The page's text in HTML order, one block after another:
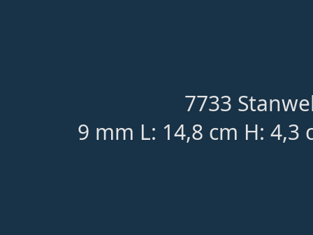
7733
9 mm L: 14,8 cm H: 4,3